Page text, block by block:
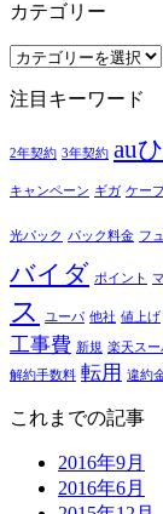
カテゴリー
カ
ゴ
ー
注目キーワード
2年契約 3年契約 au
キャンペーン ギガ ケー
光パック パック料金 フ
バイダ ポイント
ス
ユーパ 他社 値上げ
工事費 新規 楽天スー
解約手数料 転用 違約
これまでの記事
2016年9月
2016年6月